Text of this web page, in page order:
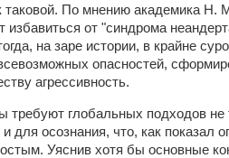
таковой. По мнению академика Н.
избавиться от "синдрома
на заре истории, в крайне
опасностей,
агрессивность.
требуют глобальных подходов не
для осознания, что, как показал
Уяснив хотя бы основные